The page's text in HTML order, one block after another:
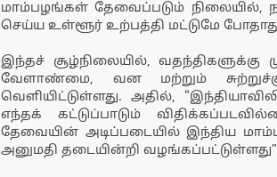
மாம்பழங்கள் தேவைப்படும் நிலையில்,
செய்ய உள்ளூர் உற்பத்தி மட்டுமே போதாது
இந்தச் சூழ்நிலையில், வதந்திகளுக்கு
வேளாண்மை, வன மற்றும்
வெளியிட்டுள்ளது. அதில்,
எந்தக் கட்டுப்பாடும்
தேவையின் அடிப்படையில் இந்திய
அனுமதி தடையின்றி